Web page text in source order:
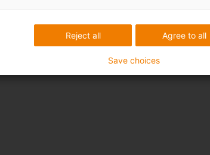
Agree to all
Reject all
Save choices